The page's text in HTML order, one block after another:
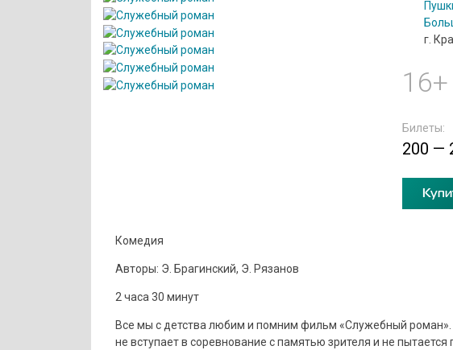
г.
16+
Билеты:
200 —
Комедия
Авторы: Э. Брагинский, Э. Рязанов
2 часа 30 минут
Все мы с детства любим и помним фильм «Служебный роман».
не вступает в соревнование с памятью зрителя и не